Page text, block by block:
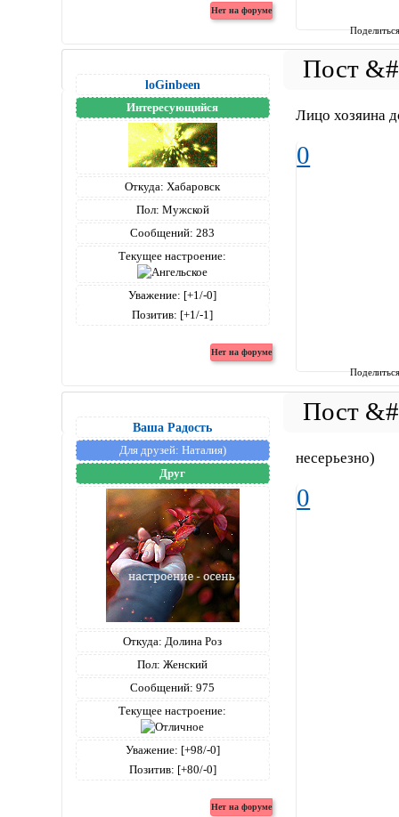
loGinbeen
Интересующийся
Откуда: Хабаровск
Пол: Мужской
Сообщений: 283
Текущее настроение:
Уважение: [+1/-0]
Позитив: [+1/-1]
Лицо хозяина
0
Ваша Радость
Для друзей: Наталия)
Друг
Откуда: Долина Роз
Пол: Женский
Сообщений: 975
Текущее настроение:
Уважение: [+98/-0]
Позитив: [+80/-0]
несерьезно)
0